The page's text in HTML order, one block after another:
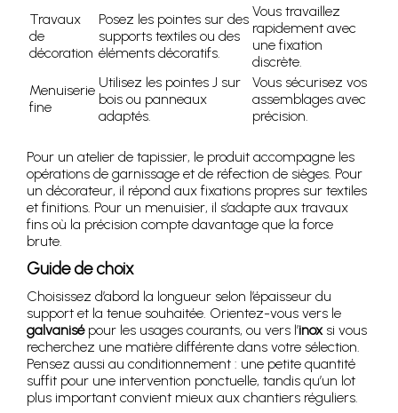
Travaux
de
décoration
Posez les pointes sur des
supports textiles ou des
éléments décoratifs.
Vous travaillez
rapidement avec
une fixation
discrète.
Menuiserie
fine
Utilisez les pointes J sur
bois ou panneaux
adaptés.
Vous sécurisez vos
assemblages avec
précision.
Pour un atelier de tapissier, le produit accompagne les
opérations de garnissage et de réfection de sièges. Pour
un décorateur, il répond aux fixations propres sur textiles
et finitions. Pour un menuisier, il s’adapte aux travaux
fins où la précision compte davantage que la force
brute.
Guide de choix
Choisissez d’abord la longueur selon l’épaisseur du
support et la tenue souhaitée. Orientez-vous vers le
galvanisépour les usages courants, ou vers l’inoxsi vous
recherchez une matière différente dans votre sélection.
Pensez aussi au conditionnement : une petite quantité
suffit pour une intervention ponctuelle, tandis qu’un lot
plus important convient mieux aux chantiers réguliers.